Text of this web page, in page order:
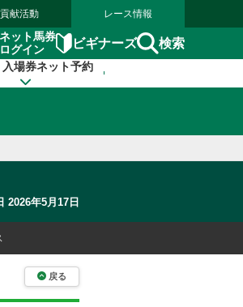
献活動 レース情報
ネット馬券
ログイン
ビギナーズ 検索
場券ネット予約
2026年5月17日
戻る